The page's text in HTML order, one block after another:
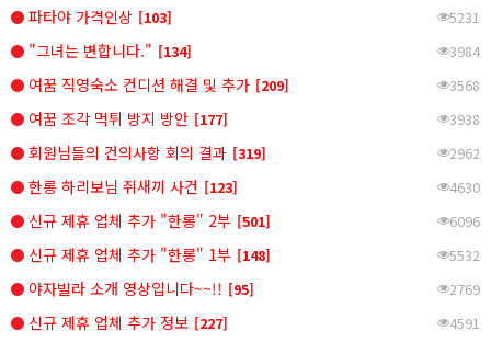
파타야 가격인상 [103] 5231
"그녀는 변합니다." [134] 3984
여꿈 직영숙소 컨디션 해결 및 추가 [209] 3568
여꿈 조각 먹튀 방지 방안 [177] 3938
회원님들의 건의사항 회의 결과 [319] 2962
한롱 하리보님 쥐새끼 사건 [123] 4630
신규 제휴 업체 추가 "한롱" 2부 [501] 6096
신규 제휴 업체 추가 "한롱" 1부 [148] 5532
야자빌라 소개 영상입니다~~!! [95] 2769
신규 제휴 업체 추가 정보 [227] 4591